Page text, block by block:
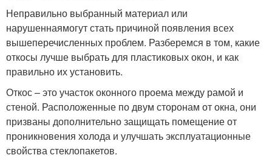
Неправильно выбранный материал или
нарушеннаямогут стать причиной появления всех
вышеперечисленных проблем. Разберемся в том, какие
откосы лучше выбрать для пластиковых окон, и как
правильно их установить.
Откос – это участок оконного проема между рамой и
стеной. Расположенные по двум сторонам от окна, они
призваны дополнительно защищать помещение от
проникновения холода и улучшать эксплуатационные
свойства стеклопакетов.